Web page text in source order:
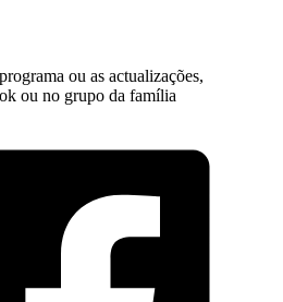
ou as actualizações,
ou no grupo da família